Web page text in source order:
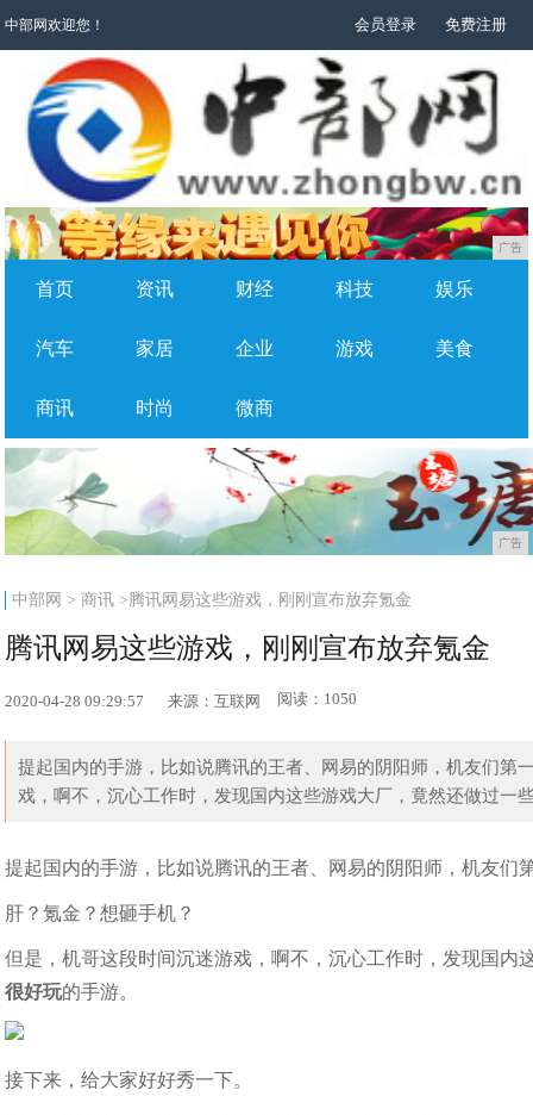
中部网欢迎您！ 会员登录 免费注册
广告
首页 资讯 财经 科技 娱乐
汽车 家居 企业 游戏 美食
商讯 时尚 微商
广告
中部网 >商讯 >腾讯网易这些游戏，刚刚宣布放弃氪金
腾讯网易这些游戏，刚刚宣布放弃氪金
2020-04-28 09:29:57 来源：互联网 阅读：1050
提起国内的手游，比如说腾讯的王者、网易的阴阳师，机友们
戏，啊不，沉心工作时，发现国内这些游戏大厂，竟然还做过一
提起国内的手游，比如说腾讯的王者、网易的阴阳师，机友们
肝？氪金？想砸手机？
但是，机哥这段时间沉迷游戏，啊不，沉心工作时，发现国内
很好玩的手游。
接下来，给大家好好秀一下。